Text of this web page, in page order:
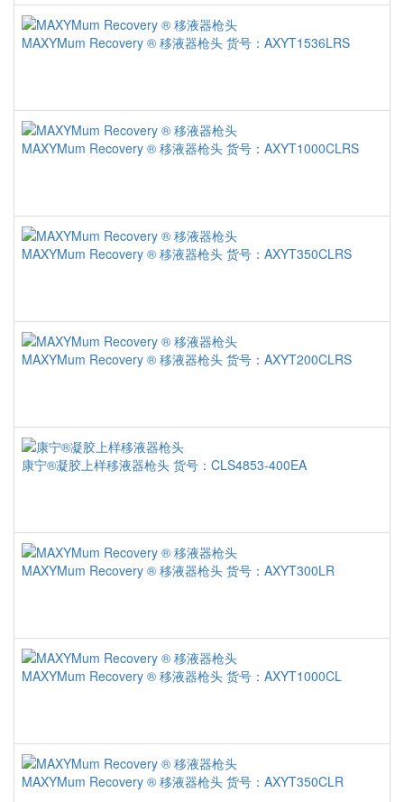
MAXYMum Recovery ® 移液器枪头 货号：AXYT1536LRS
MAXYMum Recovery ® 移液器枪头 货号：AXYT1000CLRS
MAXYMum Recovery ® 移液器枪头 货号：AXYT350CLRS
MAXYMum Recovery ® 移液器枪头 货号：AXYT200CLRS
康宁®凝胶上样移液器枪头 货号：CLS4853-400EA
MAXYMum Recovery ® 移液器枪头 货号：AXYT300LR
MAXYMum Recovery ® 移液器枪头 货号：AXYT1000CL
MAXYMum Recovery ® 移液器枪头 货号：AXYT350CLR